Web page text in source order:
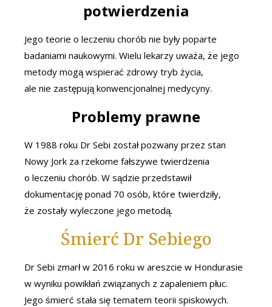
potwierdzenia
Jego teorie o leczeniu chorób nie były poparte
badaniami naukowymi. Wielu lekarzy uważa, że jego
metody mogą wspierać zdrowy tryb życia,
ale nie zastępują konwencjonalnej medycyny.
Problemy prawne
W 1988 roku Dr Sebi został pozwany przez stan
Nowy Jork za rzekome fałszywe twierdzenia
o leczeniu chorób. W sądzie przedstawił
dokumentację ponad 70 osób, które twierdziły,
że zostały wyleczone jego metodą.
Śmierć Dr Sebiego
Dr Sebi zmarł w 2016 roku w areszcie w Hondurasie
w wyniku powikłań związanych z zapaleniem płuc.
Jego śmierć stała się tematem teorii spiskowych.